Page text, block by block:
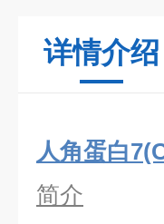
详情介绍
人角蛋白
简介